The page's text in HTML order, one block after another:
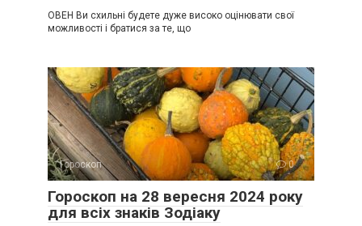
ОВЕН Ви схильні будете дуже високо оцінювати свої
можливості і братися за те, що
Гороскоп 0
Гороскоп на 28 вересня 2024 року
для всіх знаків Зодіаку